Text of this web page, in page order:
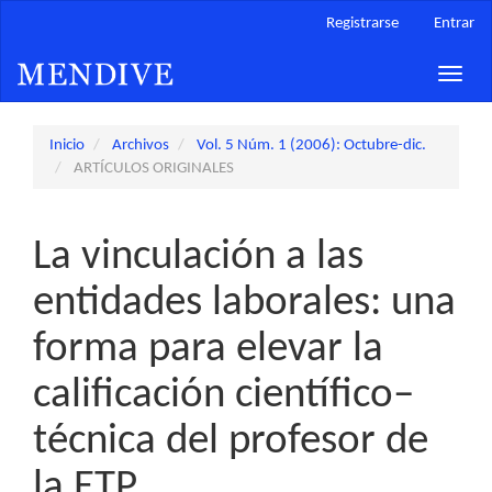
principal
Barra
Registrarse Entrar
Toggle
Inicio Archivos
Vol. 5 Núm. 1 (2006): Octubre-dic.
ARTÍCULOS ORIGINALES
La vinculación a las
entidades laborales: una
forma para elevar la
calificación científico–
técnica del profesor de